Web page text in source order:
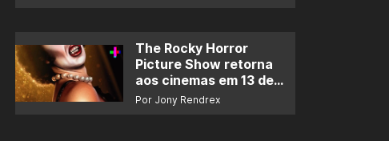
The Rocky Horror
Picture Show retorna
aos cinemas em 13 de
novembro
Por Jony Rendrex